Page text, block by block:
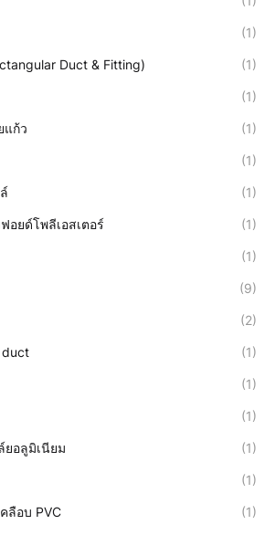
(1)
Duct & Fitting) (1)
(1)
ก้ว (1)
(1)
(1)
อยด์โพลีเอสเตอร์ (1)
(1)
(9)
(2)
duct (1)
(1)
(1)
อลูมิเนียม (1)
(1)
ลือบ PVC (1)